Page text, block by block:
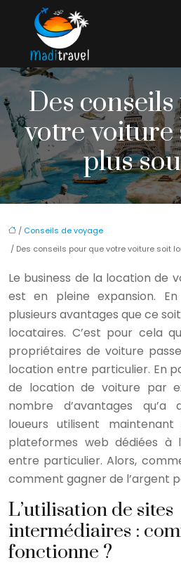
Des
votre voiture
plus
/ Conseils de voyage
/ Des conseils pour que votre voiture soit
Le business de la location de
est en pleine expansion.
plusieurs avantages que ce
locataires. C’est pour cela
propriétaires de voiture
location entre particulier. En
de location de voiture par
nombre d’avantages
loueurs utilisent
plateformes web dédiées à
entre particulier. Alors,
comment gagner de l’argent
L’utilisation de sites
intermédiaires :
fonctionne ?